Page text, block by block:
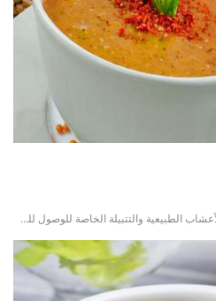
شوربة العدس الممزوجة بأفضل أنواع الأعشاب الطبيعية والتتبيلة الخاصة للوصول للطعم الفريد الرائع تقدم مع قطع الخبز المحمص